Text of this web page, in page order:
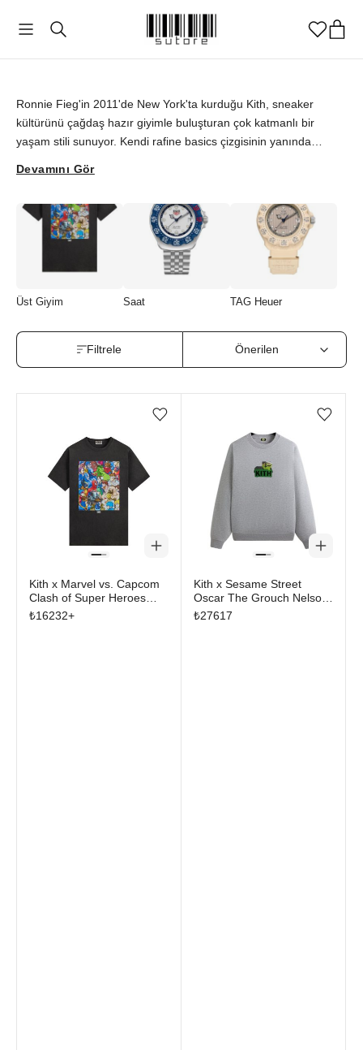
Ronnie Fieg'in 2011'de New York'ta kurduğu Kith, sneaker
kültürünü çağdaş hazır giyimle buluşturan çok katmanlı bir
yaşam stili sunuyor. Kendi rafine basics çizgisinin yanında
üstlerine uzanan seçki, nostaljik referansları güncel bir
gardıroba taşıyor. Kith parçalarını orijinallik güvencesiyle
Devamını Gör
Üst Giyim Saat TAG Heuer
Filtrele
Favorilere ekle/çıkar
Kith x Marvel vs. Capcom
Clash of Super Heroes
Vintage Tee Black
₺16232+
Favorilere ekle/çıkar
Kith x Sesame Street
Oscar The Grouch Nelson
Crewneck Medium
₺27617